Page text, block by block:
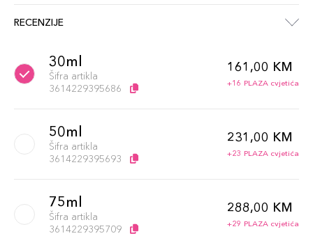
RECENZIJE
30ml
Šifra artikla
3614229395686
161,00 KM
+16 PLAZA cvjetića
50ml
Šifra artikla
3614229395693
231,00 KM
+23 PLAZA cvjetića
75ml
Šifra artikla
3614229395709
288,00 KM
+29 PLAZA cvjetića